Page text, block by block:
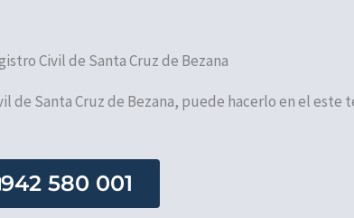
Civil de Santa Cruz de Bezana
de Santa Cruz de Bezana, puede hacerlo en el este
942 580 001